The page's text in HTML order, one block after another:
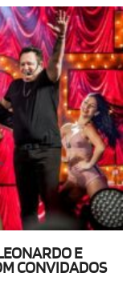
E
CONVIDADOS